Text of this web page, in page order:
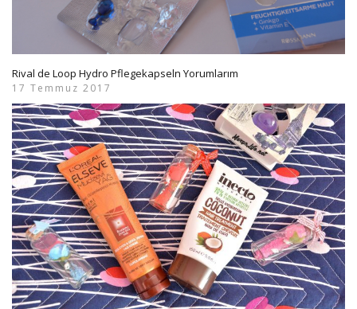
Rival de Loop Hydro Pflegekapseln Yorumlarım
17 Temmuz 2017